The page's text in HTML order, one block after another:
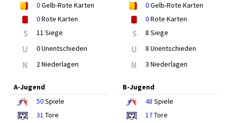
0Gelb-Rote Karten
0Rote Karten
S 11 Siege
U 0 Unentschieden
N 2 Niederlagen
0Gelb-Rote Karten
0Rote Karten
S 8 Siege
U 8 Unentschieden
N 3 Niederlagen
A-Jugend
50Spiele
31 Tore
B-Jugend
48 Spiele
17Tore